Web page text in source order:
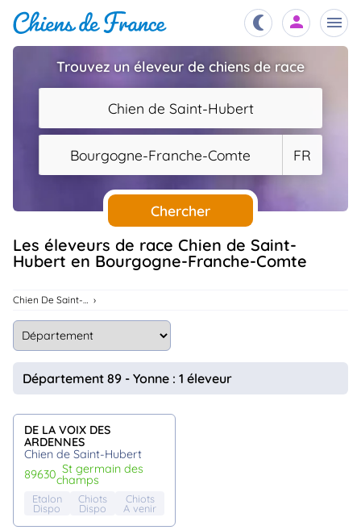
Chiots
Éleveurs
Étalons
Chiens
Services
..
Assurances
Connexion
Trouvez un éleveur de chiens de race
Chien de Saint-Hubert
Bourgogne-Franche-Comte FR
Chercher
Les éleveurs de race Chien de Saint-
Hubert en Bourgogne-Franche-Comte
Chien De Saint-Hubert
Département 89 - Yonne : 1 éleveur
DE LA VOIX DES
ARDENNES
Chien de Saint-Hubert
89630 st germain des
champs
Etalon
Dispo
Chiots
Dispo
Chiots
A venir